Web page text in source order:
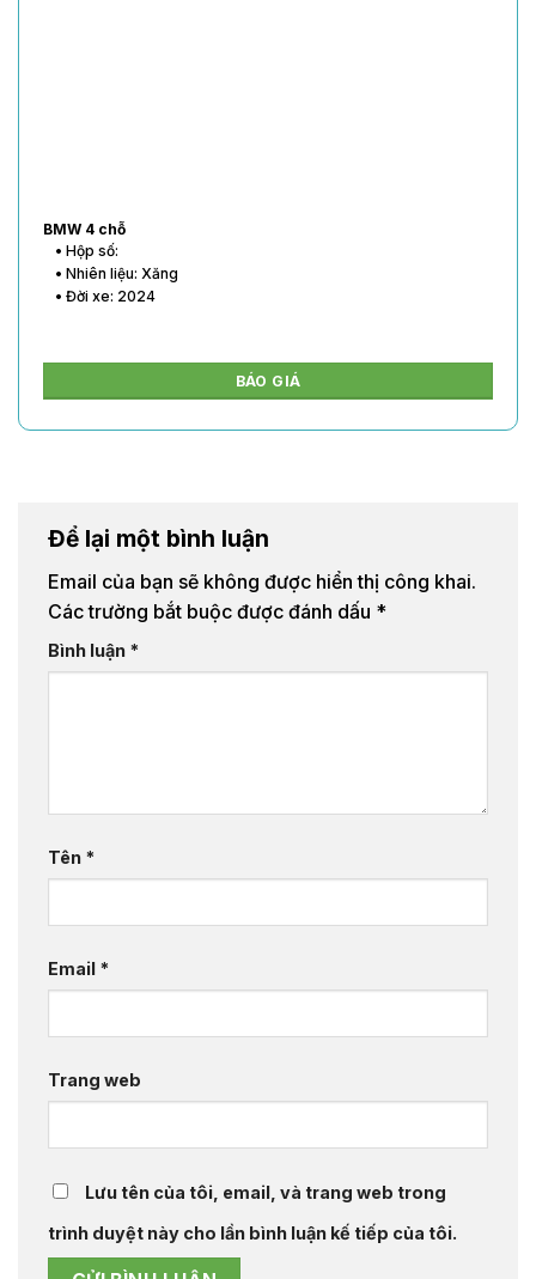
BMW 4 chỗ
• Hộp số:
• Nhiên liệu: Xăng
• Đời xe: 2024
BÁO GIÁ
Để lại một bình luận
Email của bạn sẽ không được hiển thị công khai.
Các trường bắt buộc được đánh dấu *
Bình luận *
Tên *
Email *
Trang web
Lưu tên của tôi, email, và trang web trong
trình duyệt này cho lần bình luận kế tiếp của tôi.